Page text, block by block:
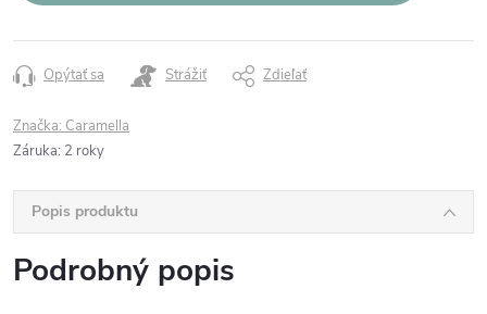
Opýtať sa Strážiť Zdieľať
Značka: Caramella
Záruka: 2 roky
Popis produktu
Podrobný popis